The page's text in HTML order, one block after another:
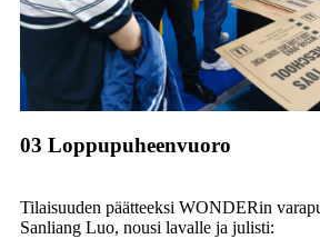
03 Loppupuheenvuoro
Tilaisuuden päätteeksi WONDERin
Sanliang Luo, nousi lavalle ja julisti: